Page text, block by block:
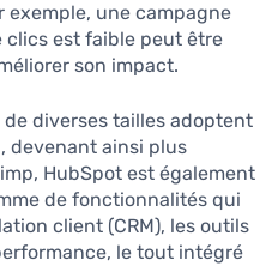
exemple, une campagne
est faible peut être
son impact.
diverses tailles adoptent
devenant ainsi plus
HubSpot est également
de fonctionnalités qui
client (CRM), les outils
le tout intégré